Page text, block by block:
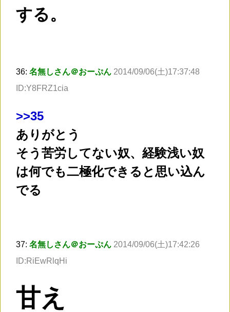
する。
36: 名無しさん＠おーぷん 2014/09/06(土)17:37:48
ID:Y8FRZ1cia
>>35
ありがとう
そう苦労してない奴、経験浅い奴
は何でも二極化できると思い込ん
でる
37: 名無しさん＠おーぷん 2014/09/06(土)17:42:26
ID:RiEwRlqHi
甘え